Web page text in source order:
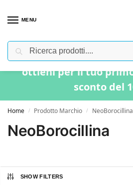
MENU
Usa il codice
ottieni per il tuo
sconto del
Home / Prodotto Marchio / NeoBorocillina
NeoBorocillina
SHOW FILTERS